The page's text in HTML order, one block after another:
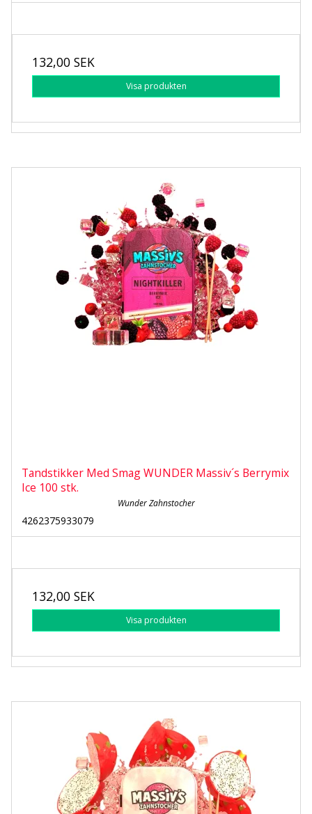
132,00 SEK
Visa produkten
Tandstikker Med Smag WUNDER Massiv´s Berrymix
Ice 100 stk.
Wunder Zahnstocher
4262375933079
132,00 SEK
Visa produkten